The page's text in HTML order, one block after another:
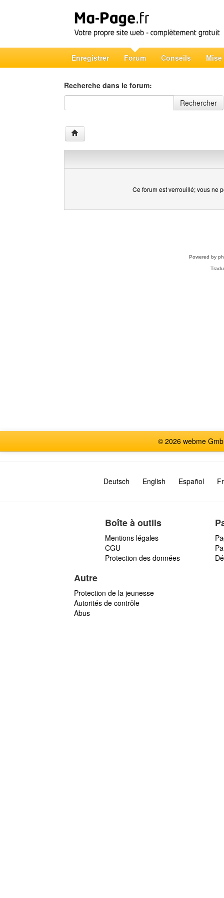
Enregistrer Forum Conseils Mise
Recherche dans le forum:
Recherche dans le forum
Rechercher
Ce forum est verrouillé; vous ne
Powered by
© 2026 webme
Deutsch English Español
Boîte à outils
Mentions légales
CGU
Protection des données
Autre
Protection de la jeunesse
Autorités de contrôle
Abus